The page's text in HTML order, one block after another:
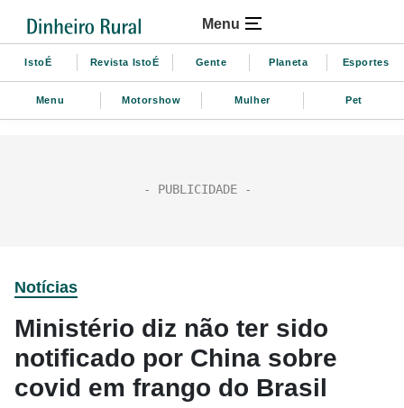
Menu
IstoÉ Revista IstoÉ Gente Planeta Esportes
Menu Motorshow Mulher Pet
Notícias
Ministério diz não ter sido
notificado por China sobre
covid em frango do Brasil